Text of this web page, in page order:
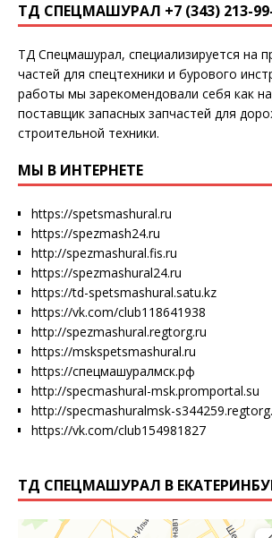
ТД СПЕЦМАШУРАЛ +7 (343) 213-
ТД Спецмашурал, специализируется на
частей для спецтехники и бурового
работы мы зарекомендовали себя как
поставщик запасных запчастей для
строительной техники.
МЫ В ИНТЕРНЕТЕ
https://spetsmashural.ru
https://spezmash24.ru
http://spezmashural.fis.ru
https://spezmashural24.ru
https://td-spetsmashural.satu.kz
https://vk.com/club118641938
http://spezmashural.regtorg.ru
https://mskspetsmashural.ru
https://спецмашуралмск.рф
http://specmashural-msk.promportal.su
http://specmashuralmsk-
https://vk.com/club154981827
ТД СПЕЦМАШУРАЛ В